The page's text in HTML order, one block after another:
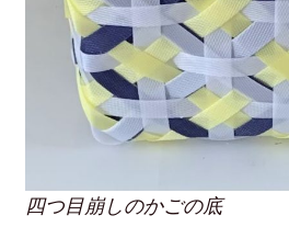
四つ目崩しのかごの底